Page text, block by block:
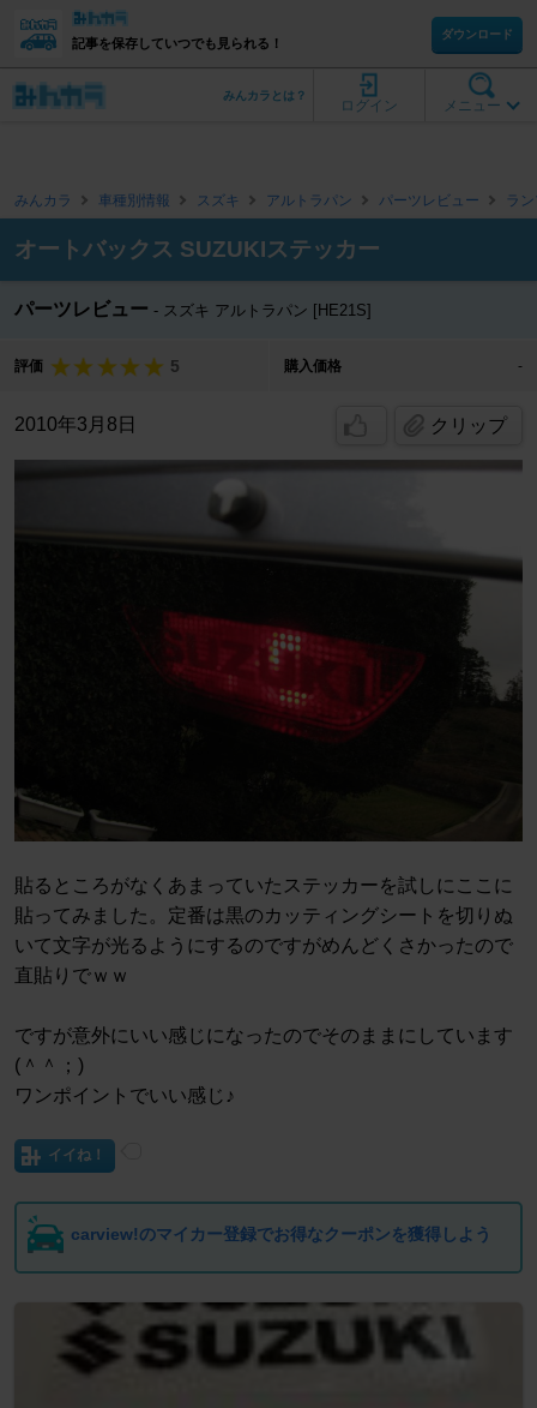
記事を保存していつでも見られる！
ダウンロード
メニュー
ログイン
みんカラとは？
みんカラ 車種別情報 スズキ アルトラパン パーツレビュー ラ
オートバックス SUZUKIステッカー
パーツレビュー スズキ アルトラパン [HE21S]
評価 5 購入価格 -
2010年3月8日 クリップ
貼るところがなくあまっていたステッカーを試しにここに
貼ってみました。定番は黒のカッティングシートを切りぬ
いて文字が光るようにするのですがめんどくさかったので
直貼りでｗｗ
ですが意外にいい感じになったのでそのままにしています
(＾＾；)
ワンポイントでいい感じ♪
イイね！
carview!のマイカー登録でお得なクーポンを獲得しよう